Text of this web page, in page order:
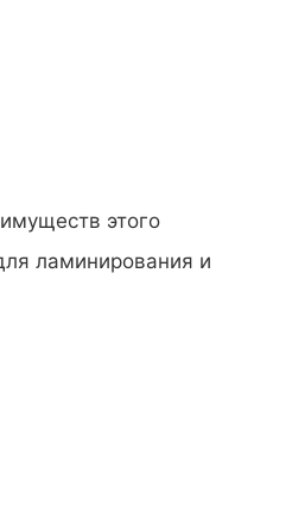
этого
ламинирования и